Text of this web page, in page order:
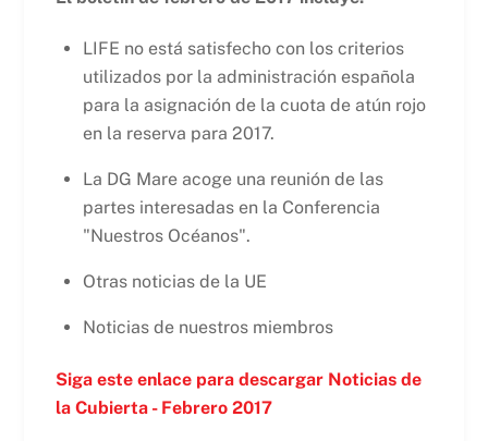
LIFE no está satisfecho con los criterios
utilizados por la administración española
para la asignación de la cuota de atún rojo
en la reserva para 2017.
La DG Mare acoge una reunión de las
partes interesadas en la Conferencia
"Nuestros Océanos".
Otras noticias de la UE
Noticias de nuestros miembros
Siga este enlace para descargar Noticias de
la Cubierta - Febrero 2017